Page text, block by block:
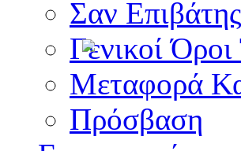
Σαν
Γενικοί Όροι
Μεταφορά
Πρόσβαση